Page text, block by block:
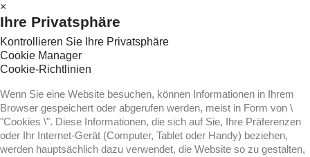
×
Ihre Privatsphäre
Kontrollieren Sie Ihre Privatsphäre
Cookie Manager
Cookie-Richtlinien
Wenn Sie eine Website besuchen, können Informationen in Ihrem
Browser gespeichert oder abgerufen werden, meist in Form von \
"Cookies \". Diese Informationen, die sich auf Sie, Ihre Präferenzen
oder Ihr Internet-Gerät (Computer, Tablet oder Handy) beziehen,
werden hauptsächlich dazu verwendet, die Website so zu gestalten,